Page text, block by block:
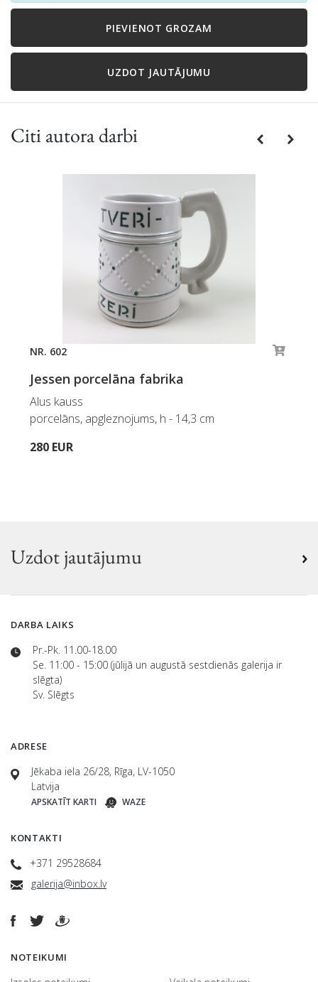
PIEVIENOT GROZAM
UZDOT JAUTĀJUMU
Citi autora darbi PreviousNext
NR. 602
Jessen porcelāna fabrika
Alus kauss
porcelāns, apgleznojums, h - 14,3 cm
280 EUR
Uzdot jautājumu
DARBA LAIKS
Pr.-Pk. 11.00-18.00
Se. 11:00 - 15:00 (jūlijā un augustā sestdienās galerija ir
slēgta)
Sv. Slēgts
ADRESE
Jēkaba iela 26/28, Rīga, LV-1050
Latvija
APSKATĪT KARTI WAZE
KONTAKTI
+371 29528684
galerija@inbox.lv
NOTEIKUMI